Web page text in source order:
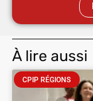
À lire aussi
CPIP RÉGIONS